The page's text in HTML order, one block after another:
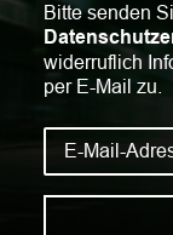
Bitte senden
widerruflich
per E-Mail zu.